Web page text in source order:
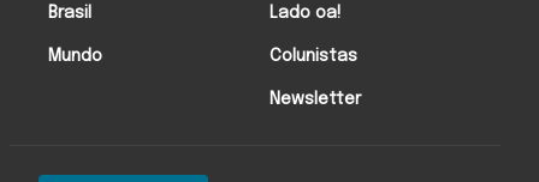
Brasil
Mundo
Lado oa!
Colunistas
Newsletter